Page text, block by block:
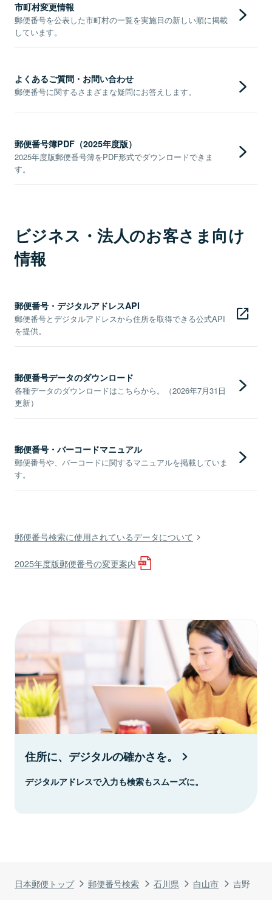
日本郵便トップ 郵便番号検索 石川県 白山市 吉野
市町村変更情報
郵便番号を公表した市町村の一覧を実施日の新しい順に掲載
しています。
よくあるご質問・お問い合わせ
郵便番号に関するさまざまな疑問にお答えします。
郵便番号簿PDF（2025年度版）
2025年度版郵便番号簿をPDF形式でダウンロードできま
す。
ビジネス・法人のお客さま向け
情報
郵便番号・デジタルアドレスAPI
郵便番号とデジタルアドレスから住所を取得できる公式API
を提供。
郵便番号データのダウンロード
各種データのダウンロードはこちらから。（2026年7月31日
更新）
郵便番号・バーコードマニュアル
郵便番号や、バーコードに関するマニュアルを掲載していま
す。
郵便番号検索に使用されているデータについて
2025年度版郵便番号の変更案内
住所に、デジタルの確かさを。
デジタルアドレスで入力も検索もスムーズに。